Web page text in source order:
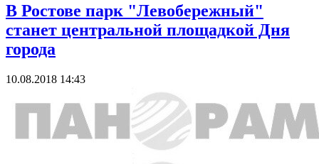
В Ростове парк "Левобережный"
станет центральной площадкой Дня
города
10.08.2018 14:43